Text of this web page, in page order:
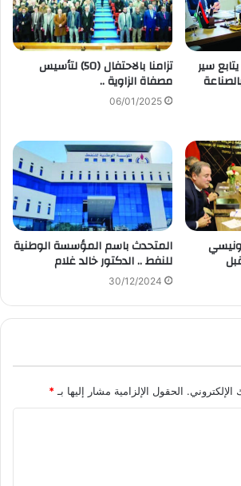
سير تزامنا بالاحتفال (50) لتأسيس
مصفاة الزاوية ..
06/01/2025
المتحدث باسم المؤسسة الوطنية
للنفط .. الدكتور خالد غلام
30/12/2024
الحقول الإلزامية مشار إليها بـ *